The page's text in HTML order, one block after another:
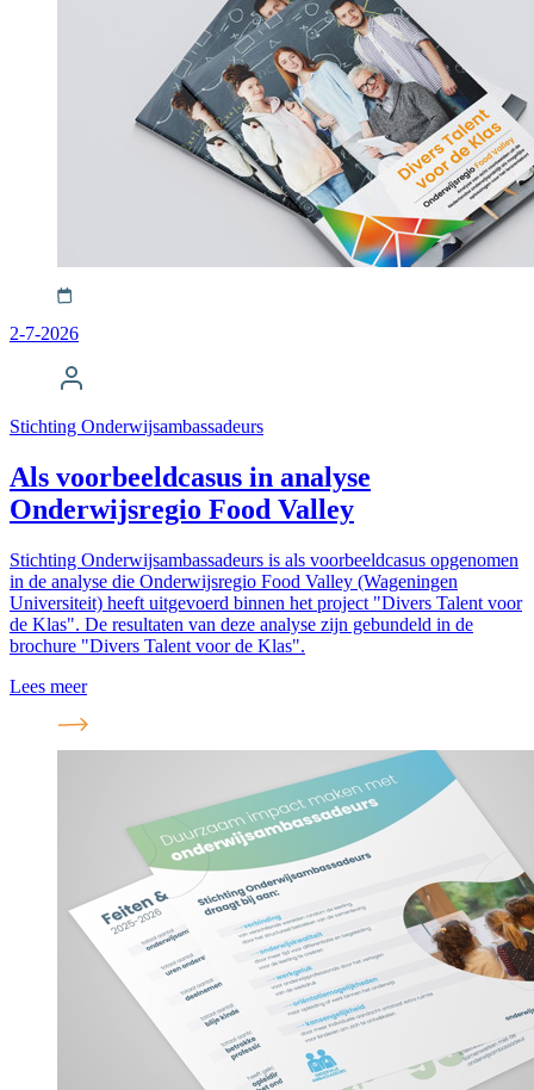
2-7-2026
Stichting Onderwijsambassadeurs
Als voorbeeldcasus in analyse
Onderwijsregio Food Valley
Stichting Onderwijsambassadeurs is als voorbeeldcasus opgenomen
in de analyse die Onderwijsregio Food Valley (Wageningen
Universiteit) heeft uitgevoerd binnen het project "Divers Talent voor
de Klas". De resultaten van deze analyse zijn gebundeld in de
brochure "Divers Talent voor de Klas".
Lees meer